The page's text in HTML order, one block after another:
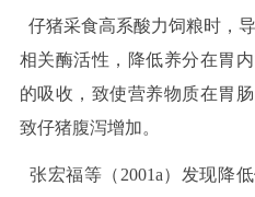
仔猪采食高系酸力饲粮时，
相关酶活性，降低养分在胃
的吸收，致使营养物质在胃
致仔猪腹泻增加。
张宏福等（2001a）发现降